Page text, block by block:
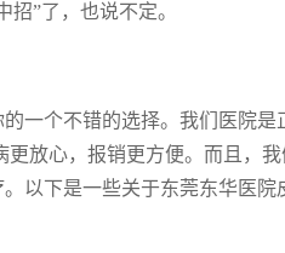
”了，也说不定。
一个不错的选择。我们医院是
放心，报销更方便。而且，
以下是一些关于东莞东华医院